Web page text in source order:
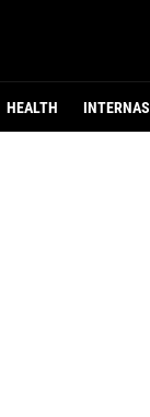
HEALTH